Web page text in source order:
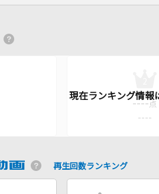
---- 点
----
再生回数ランキング